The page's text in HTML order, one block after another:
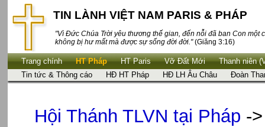
TIN LÀNH VIỆT NAM PARIS & PHÁP
"Vì Đức Chúa Trời yêu thương thế gian, đến nỗi đã ban Con một
không bị hư mất mà được sự sống đời đời."(Giăng 3:16)
Trang chính HT Pháp HT Paris Vỡ Đất Mới
Thanh niên
Tin tức & Thông cáo
HĐ HT Pháp HĐ LH Âu Châu Đoàn
Hội Thánh TLVN tại Pháp -